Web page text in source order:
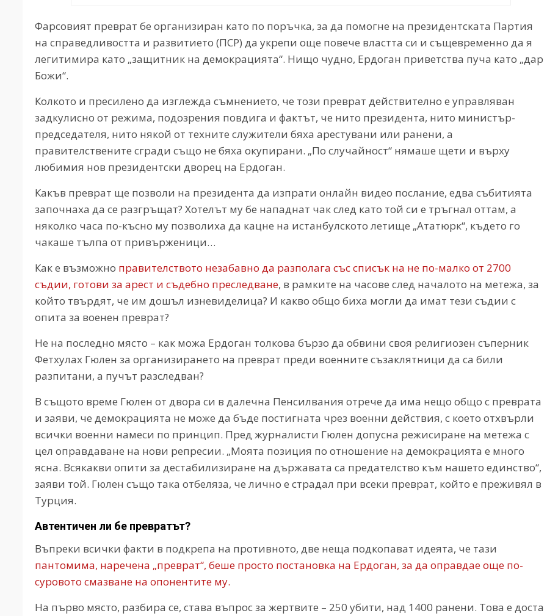
Фарсовият преврат бе организиран като по поръчка, за да помогне на президентската Партия
на справедливостта и развитието (ПСР) да укрепи още повече властта си и същевременно да я
легитимира като „защитник на демокрацията“. Нищо чудно, Ердоган приветства пуча като „дар
Божи“.
Колкото и пресилено да изглежда съмнението, че този преврат действително е управляван
задкулисно от режима, подозрения повдига и фактът, че нито президента, нито министър-
председателя, нито някой от техните служители бяха арестувани или ранени, а
правителствените сгради също не бяха окупирани. „По случайност“ нямаше щети и върху
любимия нов президентски дворец на Ердоган.
Какъв преврат ще позволи на президента да изпрати онлайн видео послание, едва събитията
започнаха да се разгръщат? Хотелът му бе нападнат чак след като той си е тръгнал оттам, а
няколко часа по-късно му позволиха да кацне на истанбулското летище „Ататюрк“, където го
чакаше тълпа от привърженици…
Как е възможно правителството незабавно да разполага със списък на не по-малко от 2700
съдии, готови за арест и съдебно преследване, в рамките на часове след началото на метежа, за
който твърдят, че им дошъл изневиделица? И какво общо биха могли да имат тези съдии с
опита за военен преврат?
Не на последно място – как можа Ердоган толкова бързо да обвини своя религиозен съперник
Фетхулах Гюлен за организирането на преврат преди военните съзаклятници да са били
разпитани, а пучът разследван?
В същото време Гюлен от двора си в далечна Пенсилвания отрече да има нещо общо с преврата
и заяви, че демокрацията не може да бъде постигната чрез военни действия, с което отхвърли
всички военни намеси по принцип. Пред журналисти Гюлен допусна режисиране на метежа с
цел оправдаване на нови репресии. „Моята позиция по отношение на демокрацията е много
ясна. Всякакви опити за дестабилизиране на държавата са предателство към нашето единство“,
заяви той. Гюлен също така отбеляза, че лично е страдал при всеки преврат, който е преживял в
Турция.
Автентичен ли бе превратът?
Въпреки всички факти в подкрепа на противното, две неща подкопават идеята, че тази
пантомима, наречена „преврат“, беше просто постановка на Ердоган, за да оправдае още по-
суровото смазване на опонентите му.
На първо място, разбира се, става въпрос за жертвите – 250 убити, над 1400 ранени. Това е доста